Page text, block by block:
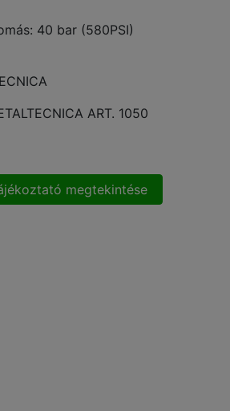
40 bar (580PSI)
ART. 1050
megtekintése